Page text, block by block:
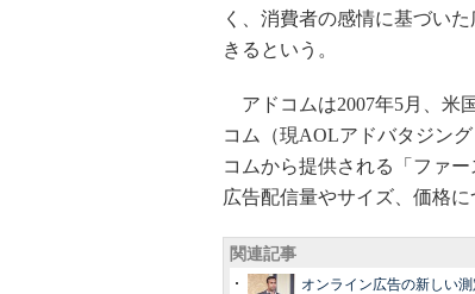
く、消費者の感情に基づい
きるという。
アドコムは2007年5月、米
コム（現AOLアドバタジン
コムから提供される「ファ
広告配信量やサイズ、価格に
関連記事
オンライン広告の新しい